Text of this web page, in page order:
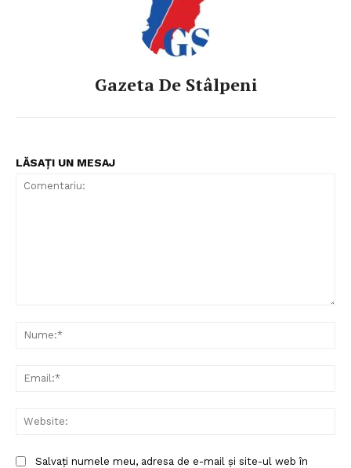
Gazeta De Stâlpeni
LĂSAȚI UN MESAJ
Salvați numele meu, adresa de e-mail și site-ul web în